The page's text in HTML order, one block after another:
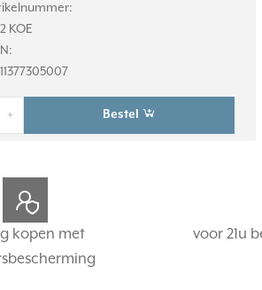
KOE
+ Bestel
kopen met
voor 21u